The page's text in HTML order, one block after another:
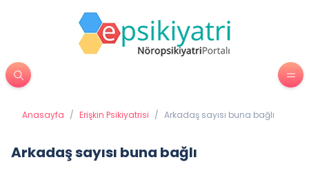
Anasayfa / Erişkin Psikiyatrisi / Arkadaş sayısı buna bağlı
Arkadaş sayısı buna bağlı